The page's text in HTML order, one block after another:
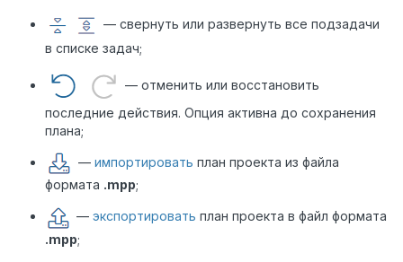
— свернуть или развернуть все подзадачи
в списке задач;
— отменить или восстановить
последние действия. Опция активна до сохранения
плана;
— импортировать план проекта из файла
формата .mpp;
— экспортировать план проекта в файл формата
.mpp;